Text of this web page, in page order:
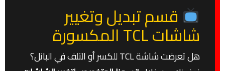
قسم تبديل وتغيير
شاشات TCL المكسورة
هل تعرضت شاشة TCL للكسر أو التلف في البانل؟